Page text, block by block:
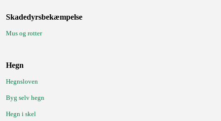
Skadedyrsbekæmpelse
Mus og rotter
Hegn
Hegnsloven
Byg selv hegn
Hegn i skel